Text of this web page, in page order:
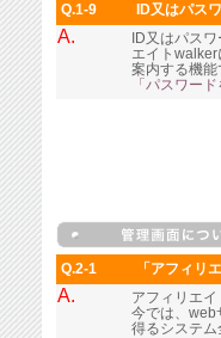
Q.1-9 ID又はパス
A.
ID又はパス
エイト
案内する機能
「パスワー
Q.2-1 「アフィリ
A.
アフィリエ
今では、web
得るシステム